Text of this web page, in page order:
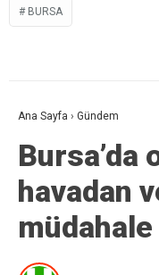
BURSA
Ana Sayfa › Gündem
Bursa’da
havadan
müdahale